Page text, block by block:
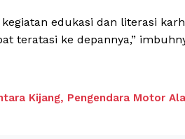
edukasi dan literasi
teratasi ke depannya,”
Kijang, Pengendara Motor